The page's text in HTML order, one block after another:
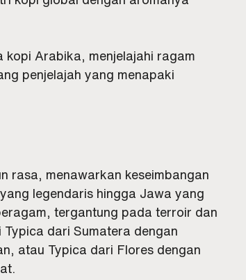
kopi Arabika, menjelajahi ragam
penjelajah yang menapaki
rasa, menawarkan keseimbangan
legendaris hingga Jawa yang
tergantung pada terroir dan
dari Sumatera dengan
atau Typica dari Flores dengan